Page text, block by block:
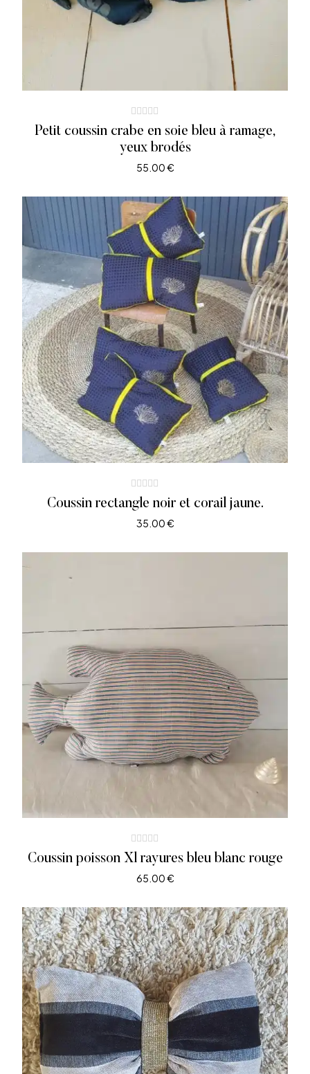
Petit coussin crabe en soie bleu à ramage,
yeux brodés
55.00€
Coussin rectangle noir et corail jaune.
35.00€
Coussin poisson Xl rayures bleu blanc rouge
65.00€